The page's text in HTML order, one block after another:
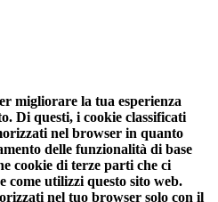
migliorare la tua esperienza
Di questi, i cookie classificati
nel browser in quanto
delle funzionalità di base
cookie di terze parti che ci
come utilizzi questo sito web.
nel tuo browser solo con il